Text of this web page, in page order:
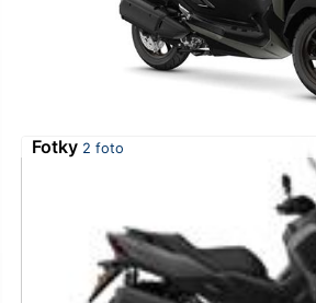
Fotky 2 foto